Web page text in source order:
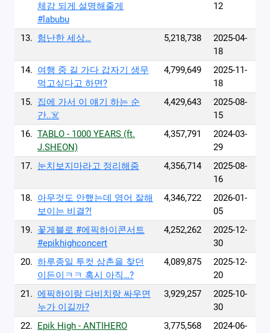
체감 되게 설명해줄게
#labubu
12
13. 험난한 세상… 5,218,738
2025-04-
18
14. 여행 중 길 가다 갑자기 생무
먹고싶다고 하면?
4,799,649
2025-11-
18
15. 집에 가서 이 얘기 하는 순
간..☠️
4,429,643
2025-08-
15
16. TABLO - 1000 YEARS (ft.
J.SHEON)
4,357,791
2024-03-
29
17. 눈치보지마라고 정리해줌 4,356,714
2025-08-
16
18. 아무것도 안했는데 영어 잘해
보이는 비결?!
4,346,722
2026-01-
05
19. 꽃게블로 #에픽하이콘서트
#epikhighconcert
4,252,262
2025-12-
30
20. 하루종일 투컷 삼촌을 찾던
이든이ㅋㅋ 혹시 아직…?
4,089,875
2025-12-
20
21. 에픽하이랑 다비치랑 싸우면
누가 이길까?
3,929,257
2025-10-
30
22. Epik High - ANTIHERO 3,775,568
2024-06-